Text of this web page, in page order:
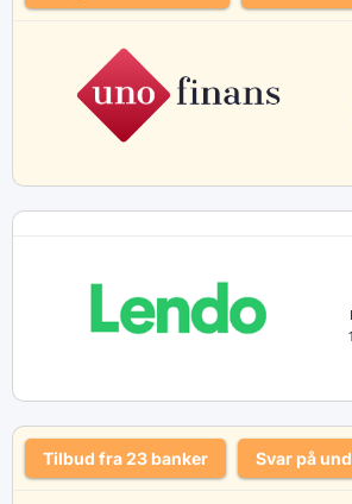
Tilbud fra 23 banker Svar på